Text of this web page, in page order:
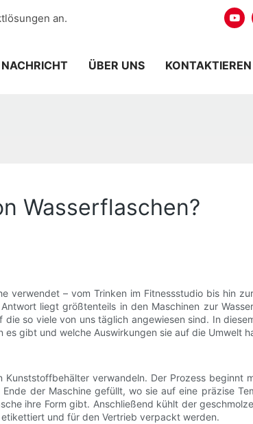
an.
NACHRICHT ÜBER UNS
Wasserflaschen?
verwendet – vom Trinken im Fitnessstudio bis hin
liegt größtenteils in den Maschinen zur
so viele von uns täglich angewiesen sind. In
gibt und welche Auswirkungen sie auf die Umwelt
verwandeln. Der Prozess beginnt
der Maschine gefüllt, wo sie auf eine präzise
ihre Form gibt. Anschließend kühlt der
und für den Vertrieb verpackt werden.